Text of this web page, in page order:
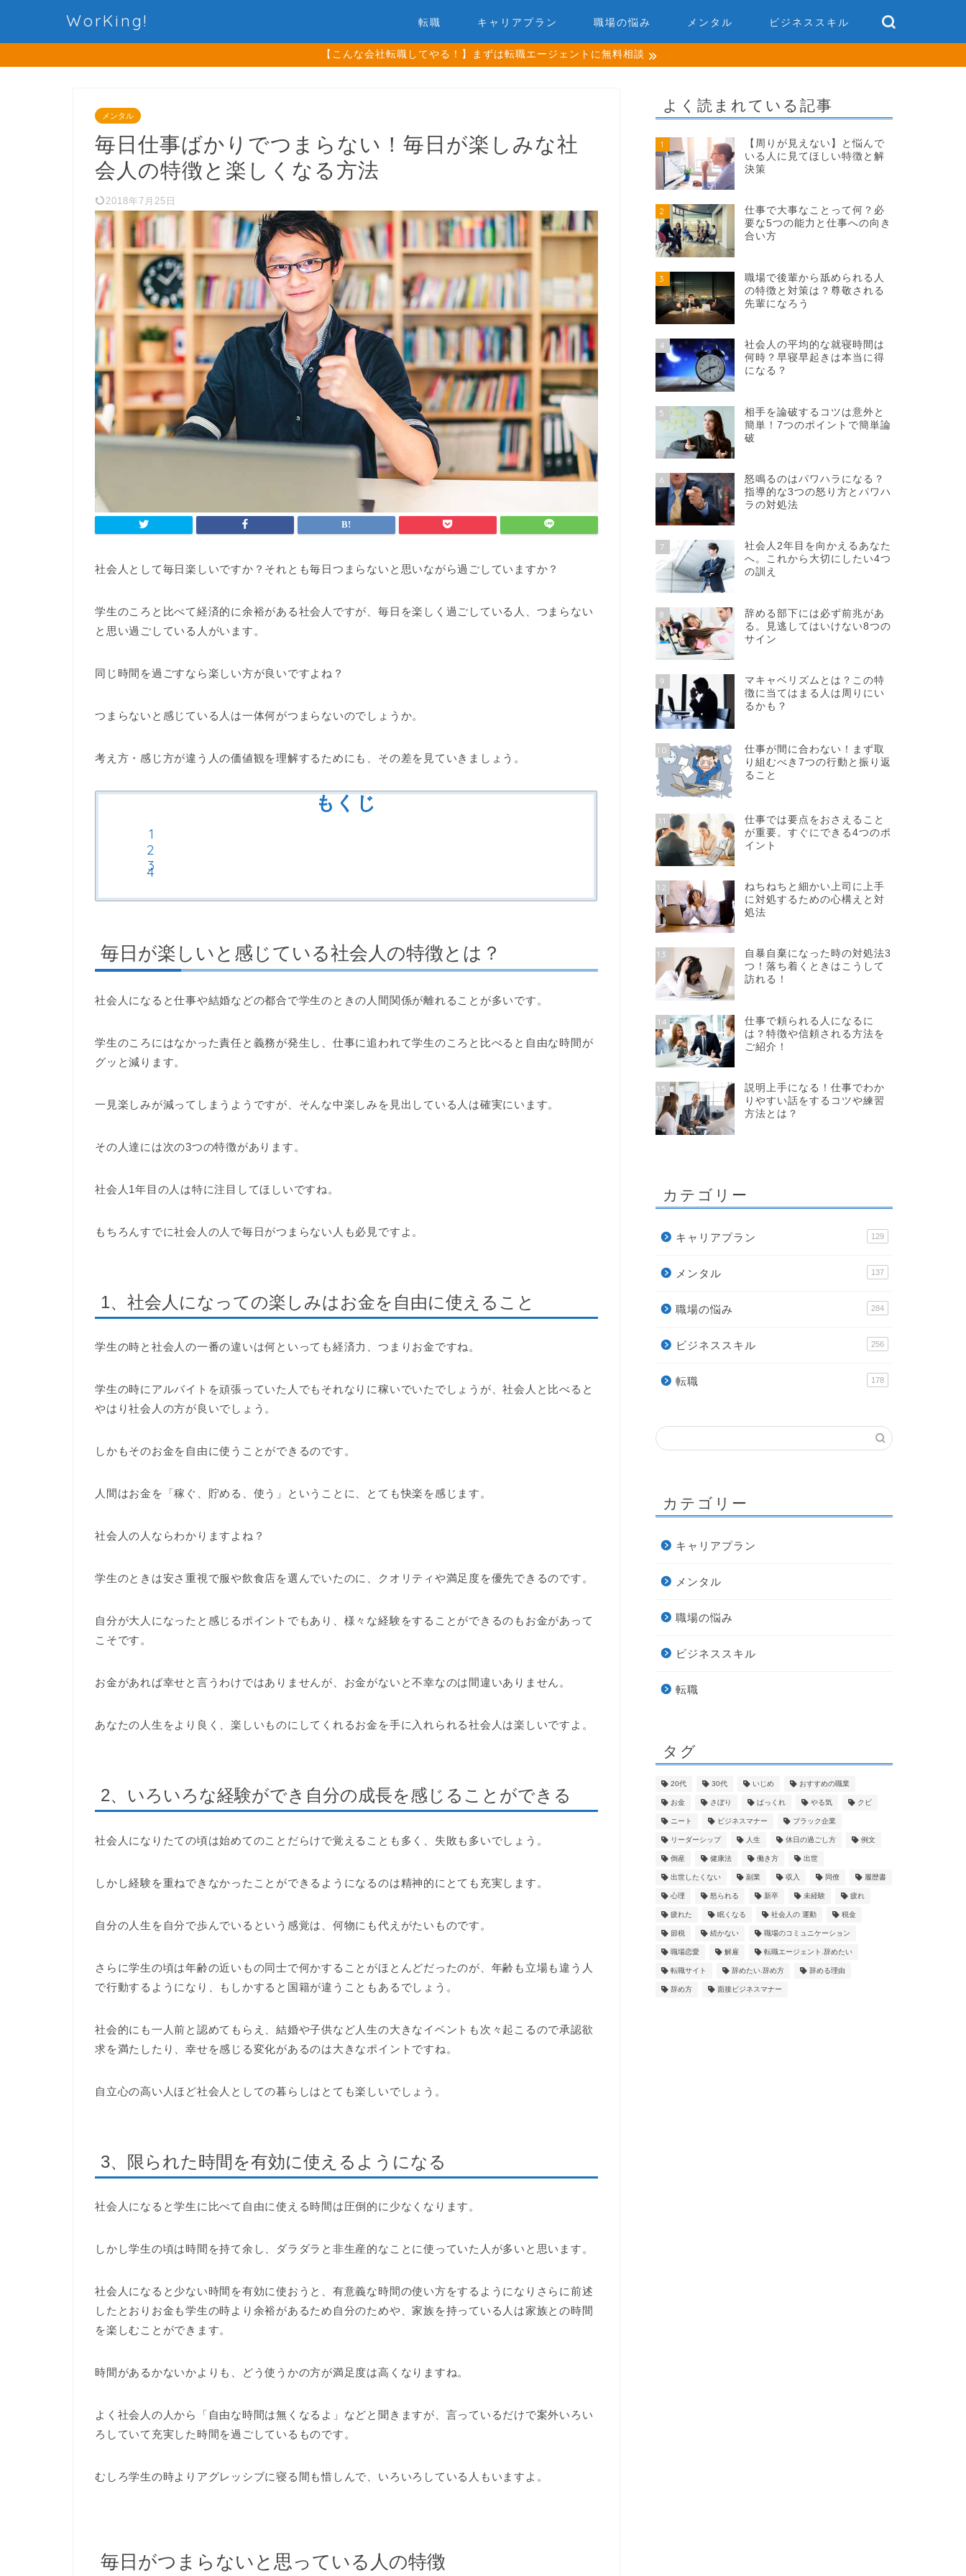
WorKing! 転職 キャリアプラン 職場の悩み メンタル ビジネススキル
【こんな会社転職してやる！】まずは転職エージェントに無料相談
メンタル
毎日仕事ばかりでつまらない！毎日が楽しみな社
会人の特徴と楽しくなる方法
2018年7月25日
社会人として毎日楽しいですか？それとも毎日つまらないと思いながら過ごしていますか？
学生のころと比べて経済的に余裕がある社会人ですが、毎日を楽しく過ごしている人、つまらない
と思い過ごしている人がいます。
同じ時間を過ごすなら楽しい方が良いですよね？
つまらないと感じている人は一体何がつまらないのでしょうか。
考え方・感じ方が違う人の価値観を理解するためにも、その差を見ていきましょう。
もくじ
毎日が楽しいと感じている社会人の特徴とは？
社会人になると仕事や結婚などの都合で学生のときの人間関係が離れることが多いです。
学生のころにはなかった責任と義務が発生し、仕事に追われて学生のころと比べると自由な時間が
グッと減ります。
一見楽しみが減ってしまうようですが、そんな中楽しみを見出している人は確実にいます。
その人達には次の3つの特徴があります。
社会人1年目の人は特に注目してほしいですね。
もちろんすでに社会人の人で毎日がつまらない人も必見ですよ。
1、社会人になっての楽しみはお金を自由に使えること
学生の時と社会人の一番の違いは何といっても経済力、つまりお金ですね。
学生の時にアルバイトを頑張っていた人でもそれなりに稼いでいたでしょうが、社会人と比べると
やはり社会人の方が良いでしょう。
しかもそのお金を自由に使うことができるのです。
人間はお金を「稼ぐ、貯める、使う」ということに、とても快楽を感じます。
社会人の人ならわかりますよね？
学生のときは安さ重視で服や飲食店を選んでいたのに、クオリティや満足度を優先できるのです。
自分が大人になったと感じるポイントでもあり、様々な経験をすることができるのもお金があって
こそです。
お金があれば幸せと言うわけではありませんが、お金がないと不幸なのは間違いありません。
あなたの人生をより良く、楽しいものにしてくれるお金を手に入れられる社会人は楽しいですよ。
2、いろいろな経験ができ自分の成長を感じることができる
社会人になりたての頃は始めてのことだらけで覚えることも多く、失敗も多いでしょう。
しかし経験を重ねできなかったことができるようになるのは精神的にとても充実します。
自分の人生を自分で歩んでいるという感覚は、何物にも代えがたいものです。
さらに学生の頃は年齢の近いもの同士で何かすることがほとんどだったのが、年齢も立場も違う人
で行動するようになり、もしかすると国籍が違うこともあるでしょう。
社会的にも一人前と認めてもらえ、結婚や子供など人生の大きなイベントも次々起こるので承認欲
求を満たしたり、幸せを感じる変化があるのは大きなポイントですね。
自立心の高い人ほど社会人としての暮らしはとても楽しいでしょう。
3、限られた時間を有効に使えるようになる
社会人になると学生に比べて自由に使える時間は圧倒的に少なくなります。
しかし学生の頃は時間を持て余し、ダラダラと非生産的なことに使っていた人が多いと思います。
社会人になると少ない時間を有効に使おうと、有意義な時間の使い方をするようになりさらに前述
したとおりお金も学生の時より余裕があるため自分のためや、家族を持っている人は家族との時間
を楽しむことができます。
時間があるかないかよりも、どう使うかの方が満足度は高くなりますね。
よく社会人の人から「自由な時間は無くなるよ」などと聞きますが、言っているだけで案外いろい
ろしていて充実した時間を過ごしているものです。
むしろ学生の時よりアグレッシブに寝る間も惜しんで、いろいろしている人もいますよ。
毎日がつまらないと思っている人の特徴
よく読まれている記事
1
【周りが見えない】と悩んで
いる人に見てほしい特徴と解
決策
2
仕事で大事なことって何？必
要な5つの能力と仕事への向き
合い方
3
職場で後輩から舐められる人
の特徴と対策は？尊敬される
先輩になろう
4
社会人の平均的な就寝時間は
何時？早寝早起きは本当に得
になる？
5
相手を論破するコツは意外と
簡単！7つのポイントで簡単論
破
6
怒鳴るのはパワハラになる？
指導的な3つの怒り方とパワハ
ラの対処法
7
社会人2年目を向かえるあなた
へ。これから大切にしたい4つ
の訓え
8
辞める部下には必ず前兆があ
る。見逃してはいけない8つの
サイン
9
マキャベリズムとは？この特
徴に当てはまる人は周りにい
るかも？
10
仕事が間に合わない！まず取
り組むべき7つの行動と振り返
ること
11
仕事では要点をおさえること
が重要。すぐにできる4つのポ
イント
12
ねちねちと細かい上司に上手
に対処するための心構えと対
処法
13
自暴自棄になった時の対処法3
つ！落ち着くときはこうして
訪れる！
14
仕事で頼られる人になるに
は？特徴や信頼される方法を
ご紹介！
15
説明上手になる！仕事でわか
りやすい話をするコツや練習
方法とは？
カテゴリー
キャリアプラン 129
メンタル 137
職場の悩み 284
ビジネススキル 256
転職 178
カテゴリー
キャリアプラン
メンタル
職場の悩み
ビジネススキル
転職
タグ
20代 30代 いじめ おすすめの職業
お金 さぼり ばっくれ やる気 クビ
ニート ビジネスマナー ブラック企業
リーダーシップ 人生 休日の過ごし方 例文
倒産 健康法 働き方 出世
出世したくない 副業 収入 同僚 履歴書
心理 怒られる 新卒 未経験 疲れ
疲れた 眠くなる 社会人の 運動 税金
節税 続かない 職場のコミュニケーション
職場恋愛 解雇 転職エージェント.辞めたい
転職サイト 辞めたい.辞め方 辞める理由
辞め方 面接ビジネスマナー